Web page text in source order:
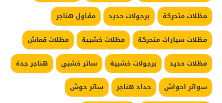
مظلات متحركة
برجولات حديد
مقاول هناجر
مظلات سيارات متحركة
مظلات خشبية
مظلات قماش
مظلات حديد
برجولات خشبية ساتر خشبي
هناجر جدة
سواتر احواش
حداد هناجر
ساتر حوش